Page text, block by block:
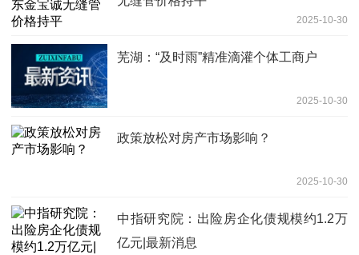
2025-10-30
芜湖：“及时雨”精准滴灌个体工商户
2025-10-30
政策放松对房产市场影响？
2025-10-30
中指研究院：出险房企化债规模约1.2万
亿元|最新消息